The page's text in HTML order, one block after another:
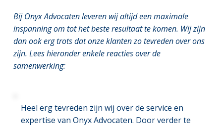
Bij Onyx Advocaten leveren wij altijd een maximale
inspanning om tot het beste resultaat te komen. Wij zijn
dan ook erg trots dat onze klanten zo tevreden over ons
zijn. Lees hieronder enkele reacties over de
samenwerking:
Heel erg tevreden zijn wij over de service en
expertise van Onyx Advocaten. Door verder te